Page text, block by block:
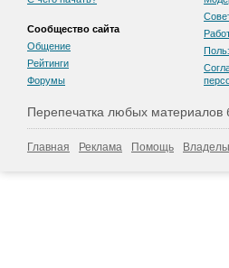
Сообщество сайта
Общение
Рейтинги
Форумы
Перепечатка любых материалов
Главная Реклама Помощь